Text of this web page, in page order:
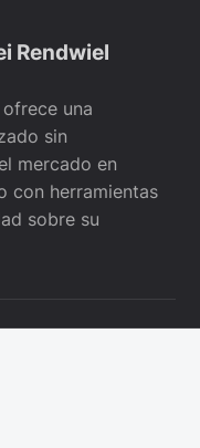
Rendwiel
una
sin
mercado en
con herramientas
sobre su